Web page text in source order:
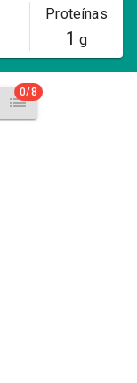
Proteínas
1 g
0/8